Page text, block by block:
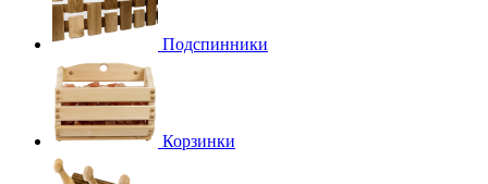
Подспинники
Корзинки